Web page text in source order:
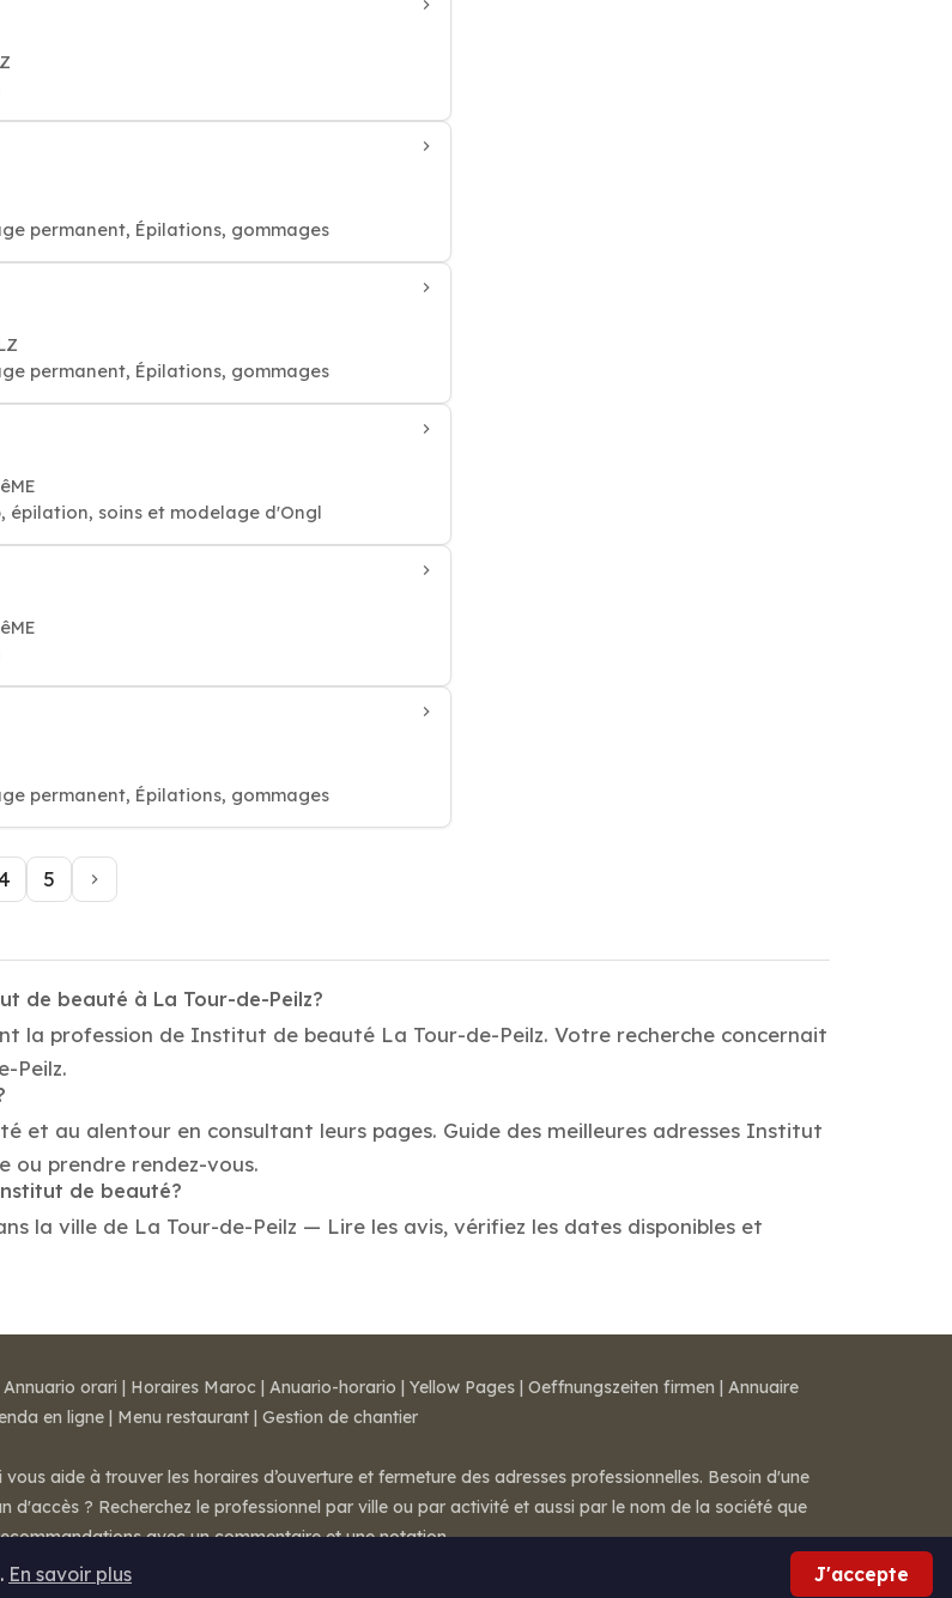
permanent, Épilations, gommages
permanent, Épilations, gommages
épilation, soins et modelage d'Ongl
permanent, Épilations, gommages
5
de beauté à La Tour-de-Peilz?
la profession de Institut de beauté La Tour-de-Peilz. Votre recherche concernait
Peilz.
et au alentour en consultant leurs pages. Guide des meilleures adresses Institut
ou prendre rendez-vous.
de beauté?
la ville de La Tour-de-Peilz — Lire les avis, vérifiez les dates disponibles et
En savoir plus J'accepte
Annuario orari | Horaires Maroc | Anuario-horario | Yellow Pages | Oeffnungszeiten firmen | Annuaire
en ligne | Menu restaurant | Gestion de chantier
aide à trouver les horaires d’ouverture et fermeture des adresses professionnelles. Besoin d'une
d'accès ? Recherchez le professionnel par ville ou par activité et aussi par le nom de la société que
avec un commentaire et une notation.